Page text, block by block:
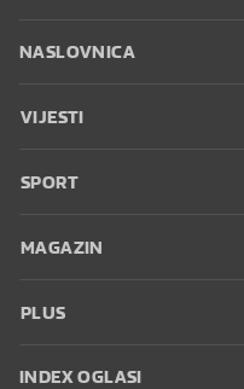
NASLOVNICA
VIJESTI
SPORT
MAGAZIN
PLUS
INDEX OGLASI